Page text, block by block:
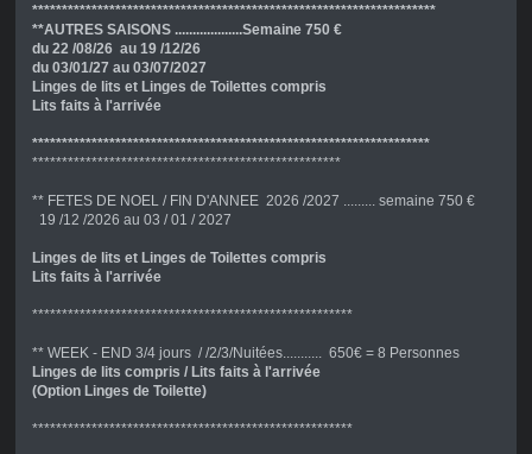
********************************************************************
**AUTRES SAISONS ...................Semaine 750 €
du 22 /08/26 au 19 /12/26
du 03/01/27 au 03/07/2027
Linges de lits et Linges de Toilettes compris
Lits faits à l'arrivée
*******************************************************************
****************************************************
** FETES DE NOEL / FIN D'ANNEE 2026 /2027 ......... semaine 750 €
19 /12 /2026 au 03 / 01 / 2027
Linges de lits et Linges de Toilettes compris
Lits faits à l'arrivée
******************************************************
** WEEK - END 3/4 jours / /2/3/Nuitées........... 650€ = 8 Personnes
Linges de lits compris / Lits faits à l'arrivée
(Option Linges de Toilette)
******************************************************